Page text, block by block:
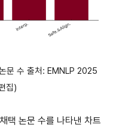
문 수 출처: EMNLP 2025
집)
택 논문 수를 나타낸 차트